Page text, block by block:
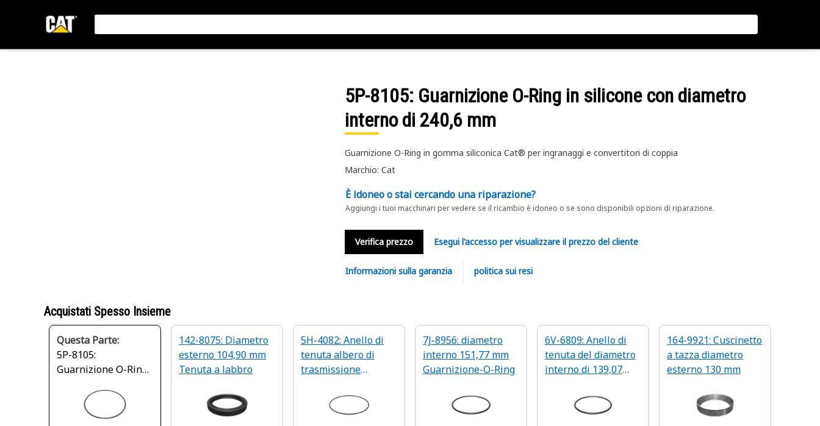
5P-8105: Guarnizione O-Ring in silicone con diametro
interno di 240,6 mm
Guarnizione O-Ring in gomma siliconica Cat® per ingranaggi e convertitori di coppia
Marchio: Cat
È idoneo o stai cercando una riparazione?
Aggiungi i tuoi macchinari per vedere se il ricambio è idoneo o se sono disponibili opzioni di riparazione.
Verifica prezzo Esegui l'accesso per visualizzare il prezzo del cliente
Informazioni sulla garanzia politica sui resi
Acquistati Spesso Insieme
Questa Parte:
5P-8105:
Guarnizione O-Ring
diametro interno di
240,6 mm
142-8075: Diametro
esterno 104,90 mm
Tenuta a labbro
5H-4082: Anello di
tenuta albero di
trasmissione
310,13 mm
7J-8956: diametro
interno 151,77 mm
Guarnizione-O-Ring
6V-6809: Anello di
tenuta del diametro
interno di 139,07
164-9921: Cuscinetto
a tazza diametro
esterno 130 mm